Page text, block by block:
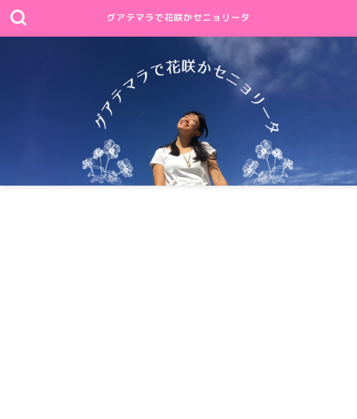
グアテマラで花咲かセニョリータ